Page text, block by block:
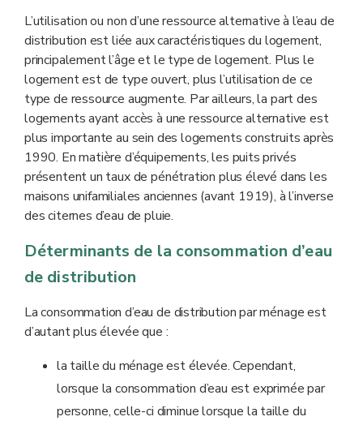
L’utilisation ou non d’une ressource alternative à l’eau de
distribution est liée aux caractéristiques du logement,
principalement l’âge et le type de logement. Plus le
logement est de type ouvert, plus l’utilisation de ce
type de ressource augmente. Par ailleurs, la part des
logements ayant accès à une ressource alternative est
plus importante au sein des logements construits après
1990. En matière d’équipements, les puits privés
présentent un taux de pénétration plus élevé dans les
maisons unifamiliales anciennes (avant 1919), à l’inverse
des citernes d’eau de pluie.
Déterminants de la consommation d’eau
de distribution
La consommation d’eau de distribution par ménage est
d’autant plus élevée que :
la taille du ménage est élevée. Cependant,
lorsque la consommation d’eau est exprimée par
personne, celle-ci diminue lorsque la taille du